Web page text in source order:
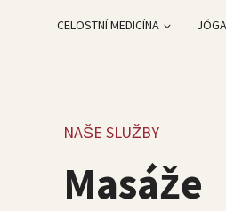
CELOSTNÍ MEDICÍNA JÓGA
NAŠE SLUŽBY
Masáže